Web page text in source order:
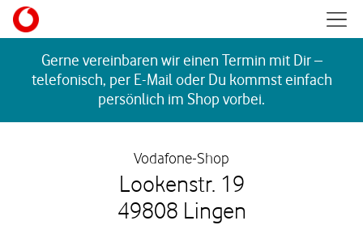
Skip to content
Gerne vereinbaren wir einen Termin mit Dir –
telefonisch, per E-Mail oder Du kommst einfach
persönlich im Shop vorbei.
Vodafone-Shop
Lookenstr. 19
49808 Lingen